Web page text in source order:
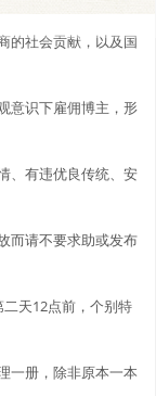
的社会贡献，以及国
意识下雇佣博主，形
、有违优良传统、安
而请不要求助或发布
天12点前，个别特
一册，除非原本一本